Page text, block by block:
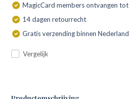
MagicCard members ontvangen
14 dagen retourrecht
Gratis verzending binnen
Vergelijk